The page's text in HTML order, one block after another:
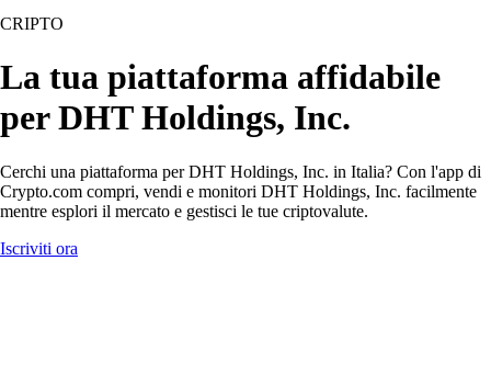
CRIPTO
La tua piattaforma affidabile
per DHT Holdings, Inc.
Cerchi una piattaforma per DHT Holdings, Inc. in Italia? Con l'app di
Crypto.com compri, vendi e monitori DHT Holdings, Inc. facilmente
mentre esplori il mercato e gestisci le tue criptovalute.
Iscriviti ora